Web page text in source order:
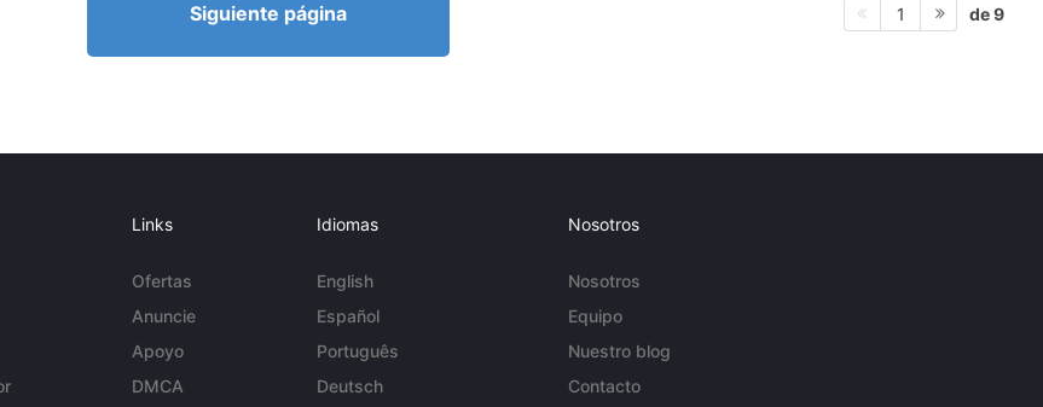
Siguiente página 1 de 9
Links
Ofertas
Anuncie
Apoyo
DMCA
Idiomas
English
Español
Português
Deutsch
Nosotros
Nosotros
Equipo
Nuestro blog
Contacto